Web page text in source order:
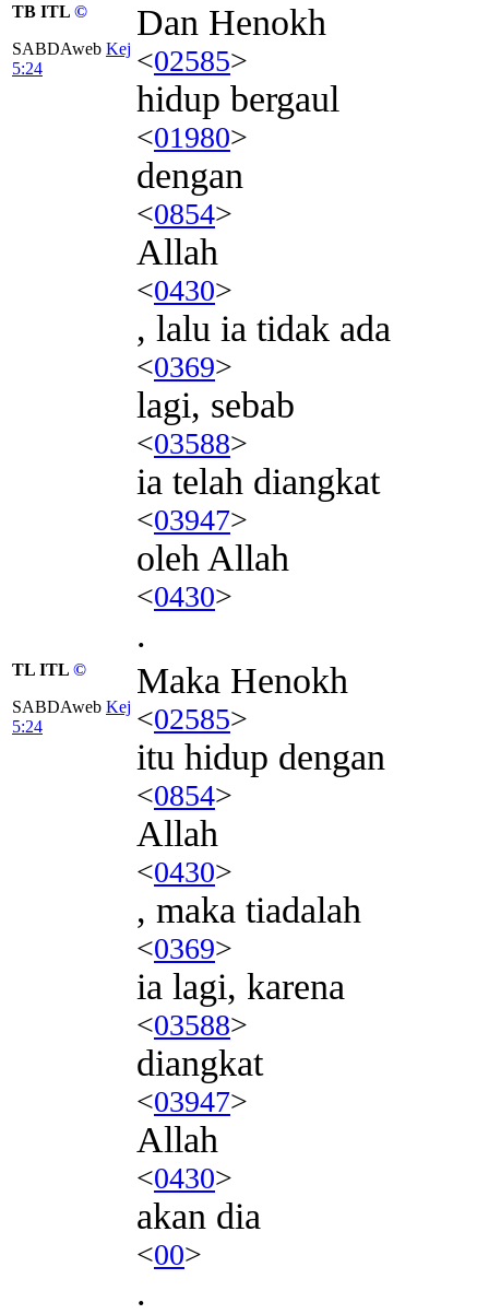
TB ITL ©
SABDAweb Kej
5:24
Dan Henokh
<02585>
hidup bergaul
<01980>
dengan
<0854>
Allah
<0430>
, lalu ia tidak ada
<0369>
lagi, sebab
<03588>
ia telah diangkat
<03947>
oleh Allah
<0430>
.
TL ITL ©
SABDAweb Kej
5:24
Maka Henokh
<02585>
itu hidup dengan
<0854>
Allah
<0430>
, maka tiadalah
<0369>
ia lagi, karena
<03588>
diangkat
<03947>
Allah
<0430>
akan dia
<00>
.